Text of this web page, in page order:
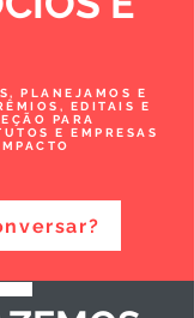
PLANEJAMOS E
EDITAIS E
PARA
E EMPRESAS